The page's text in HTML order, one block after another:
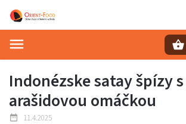
Indonézske satay špízy s
arašidovou omáčkou
11.4.2025